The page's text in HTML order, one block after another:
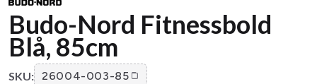
Budo-Nord Fitnessbold
Blå, 85cm
SKU: 26004-003-85